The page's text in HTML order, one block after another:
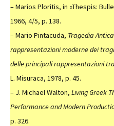
– Marios Ploritis, in «Thespis:
1966, 4/5, p. 138.
– Mario Pintacuda, Tragedia
rappresentazioni moderne dei
delle principali rappresentazioni
L. Misuraca, 1978, p. 45.
– J. Michael Walton, Living Greek
Performance and Modern
p. 326.